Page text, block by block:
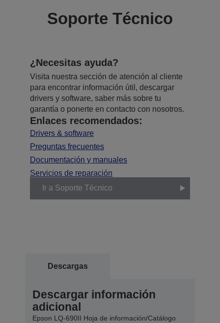
Soporte Técnico
¿Necesitas ayuda?
Visita nuestra sección de atención al cliente
para encontrar información útil, descargar
drivers y software, saber más sobre tu
garantía o ponerte en contacto con nosotros.
Enlaces recomendados:
Drivers & software
Preguntas frecuentes
Documentación y manuales
Servicios de reparación
Ir a Soporte Técnico
Descargas
Descargar información
adicional
Epson LQ-690II Hoja de información/Catálogo